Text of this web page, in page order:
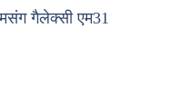
गैलेक्सी एम31